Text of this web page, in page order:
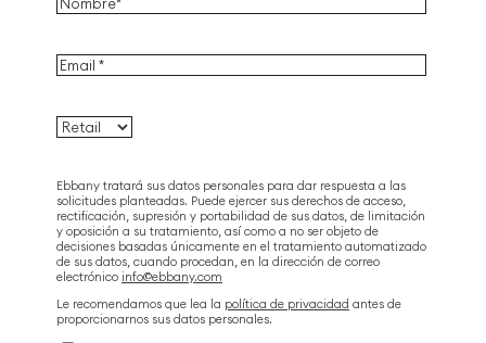
Ebbany tratará sus datos personales para dar respuesta a las
solicitudes planteadas. Puede ejercer sus derechos de acceso,
rectificación, supresión y portabilidad de sus datos, de limitación
y oposición a su tratamiento, así como a no ser objeto de
decisiones basadas únicamente en el tratamiento automatizado
de sus datos, cuando procedan, en la dirección de correo
electrónico info@ebbany.com
Le recomendamos que lea la política de privacidad antes de
proporcionarnos sus datos personales.